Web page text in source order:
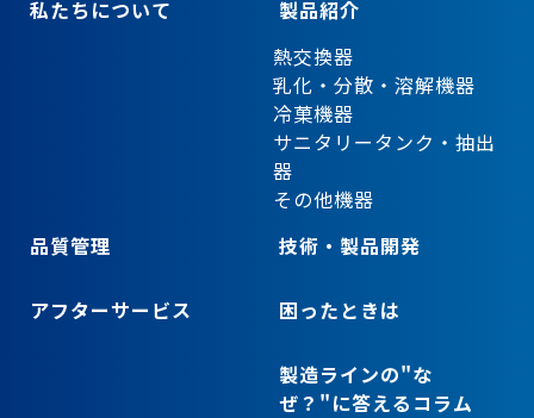
私たちについて
製品紹介
熱交換器
乳化・分散・溶解機器
冷菓機器
サニタリータンク・抽出
器
その他機器
品質管理
技術・製品開発
アフターサービス 困ったときは
製造ラインの"な
ぜ？"に答えるコラム